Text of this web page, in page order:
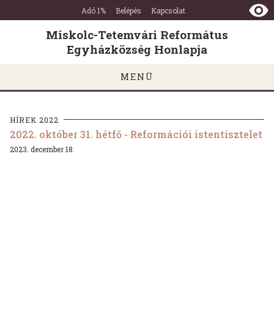
Miskolc-
Tetemvári
Református
Egyházközség
Honlapja
Ugrás a tartalomra
Ugrás a láblécre
Adó 1% Belépés Kapcsolat
Miskolc-Tetemvári Református
Egyházközség Honlapja
MENÜ
HÍREK 2022
2022. október 31. hétfő - Reformációi istentisztelet
2023. december 18.